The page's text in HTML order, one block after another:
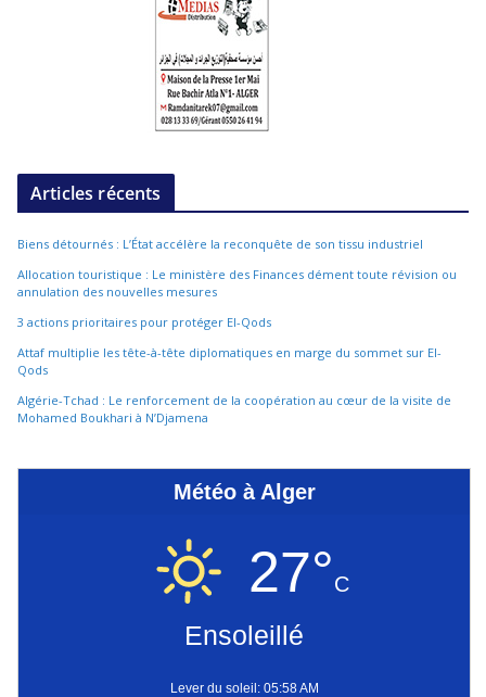
Articles récents
Biens détournés : L’État accélère la reconquête de son tissu industriel
Allocation touristique : Le ministère des Finances dément toute révision ou
annulation des nouvelles mesures
3 actions prioritaires pour protéger El-Qods
Attaf multiplie les tête-à-tête diplomatiques en marge du sommet sur El-
Qods
Algérie-Tchad : Le renforcement de la coopération au cœur de la visite de
Mohamed Boukhari à N’Djamena
Météo à Alger
27°C
Ensoleillé
Lever du soleil: 05:58 AM